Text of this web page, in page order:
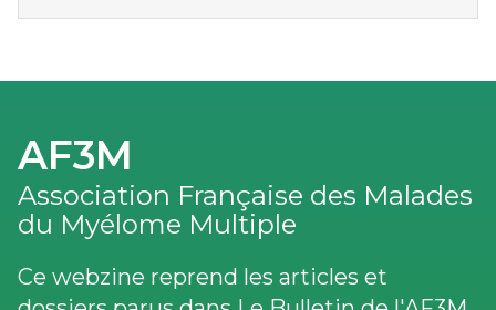
AF3M
Association Française des Malades
du Myélome Multiple
Ce webzine reprend les articles et